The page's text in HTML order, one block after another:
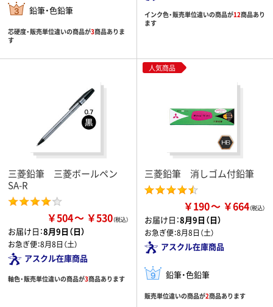
鉛筆・色鉛筆
芯硬度・販売単位違いの商品が3商品ありま
す
インク色・販売単位違いの商品が12商品あり
ます
三菱鉛筆 三菱ボールペン
SA-R
￥504 ￥530
お届け日：8月9日（日）
お急ぎ便：8月8日（土）
アスクル在庫商品
軸色・販売単位違いの商品が3商品あります
人気商品
三菱鉛筆 消しゴム付鉛筆
￥190 ￥664
お届け日：8月9日（日）
お急ぎ便：8月8日（土）
アスクル在庫商品
鉛筆・色鉛筆
販売単位違いの商品が2商品あります